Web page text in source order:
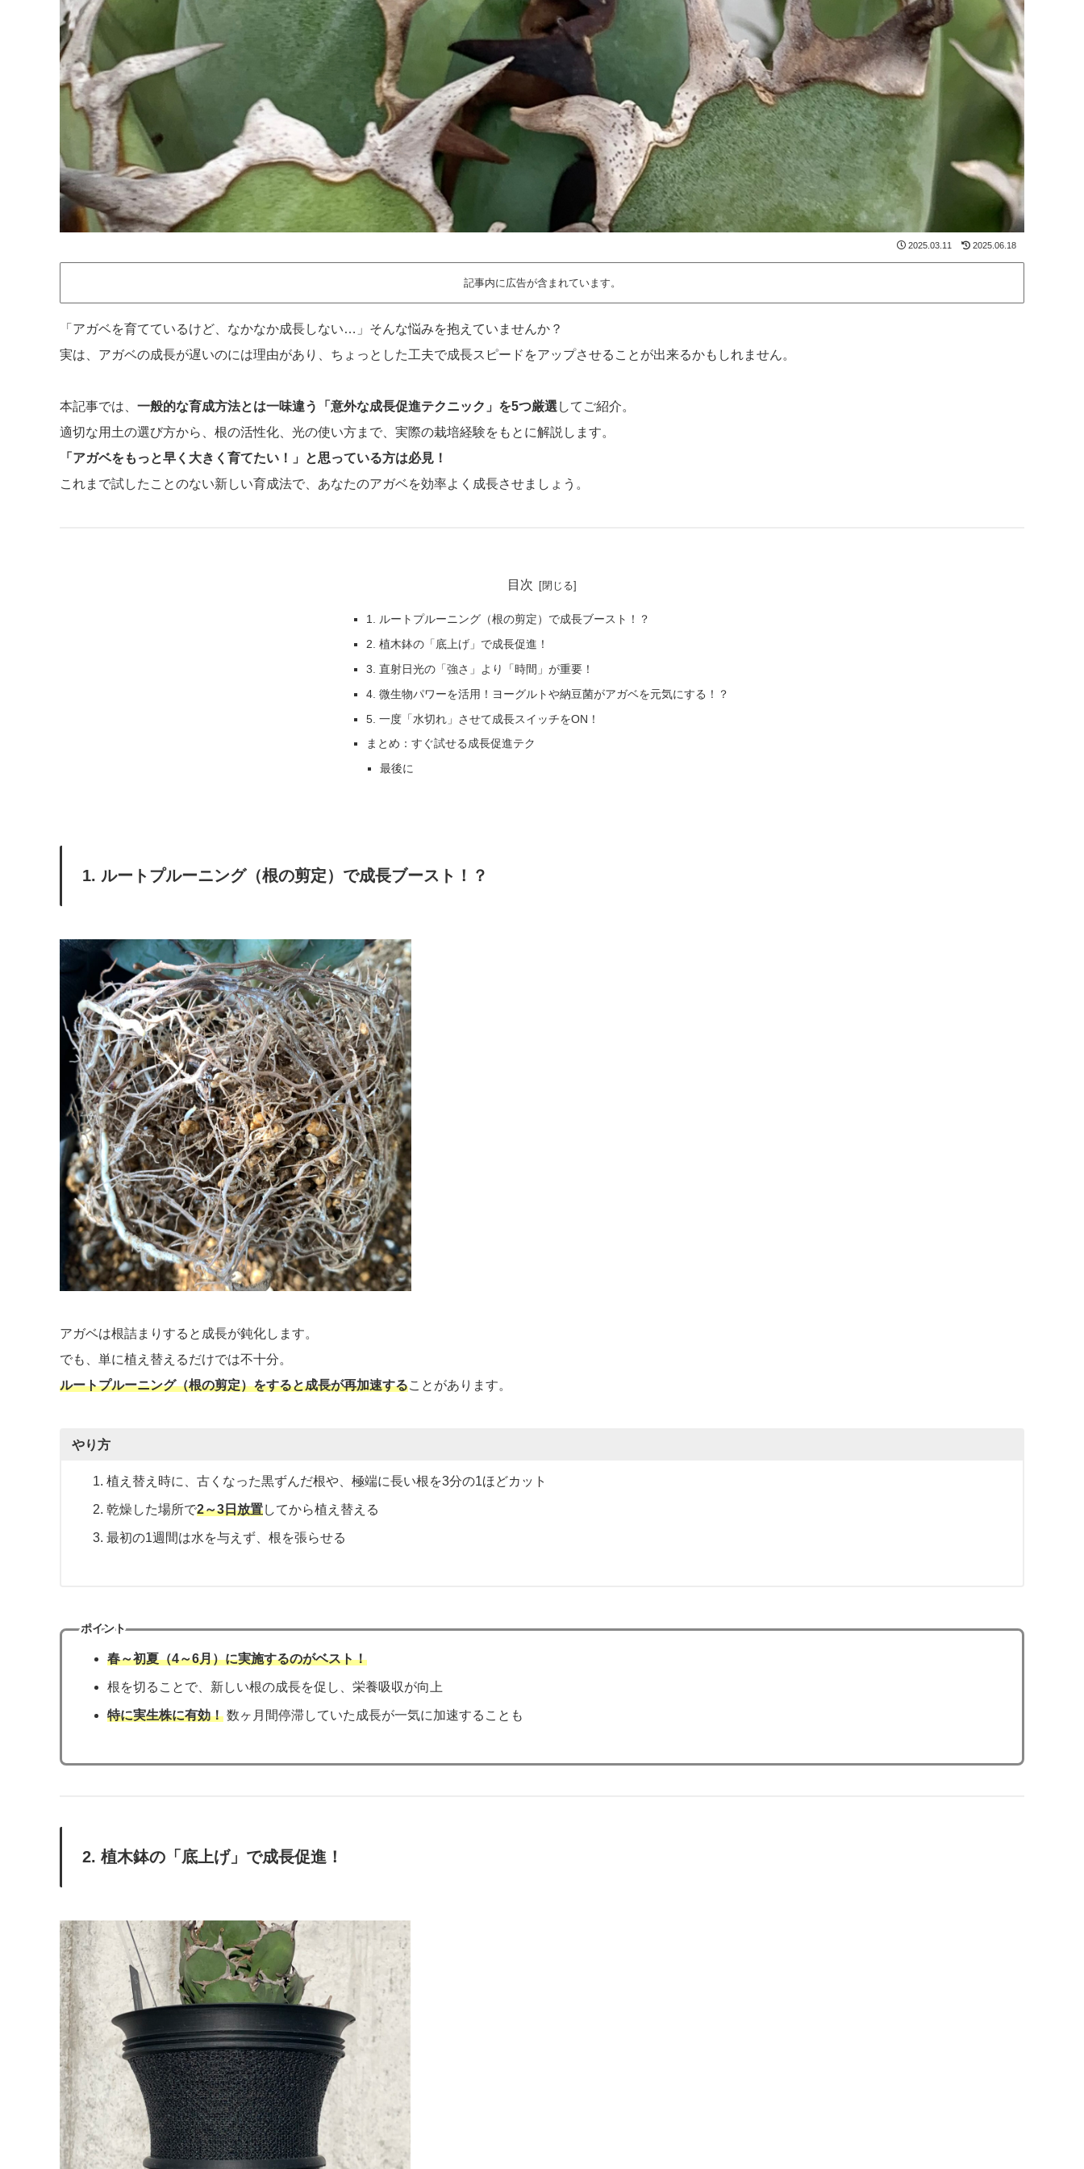
2025.03.11 2025.06.18
記事内に広告が含まれています。
「アガベを育てているけど、なかなか成長しない…」そんな悩みを抱えていませんか？
実は、アガベの成長が遅いのには理由があり、ちょっとした工夫で成長スピードをアップさせることが出来るかもしれません。
本記事では、 一般的な育成方法とは一味違う「意外な成長促進テクニック」を5つ厳選 してご紹介。
適切な用土の選び方から、根の活性化、光の使い方まで、実際の栽培経験をもとに解説します。
「アガベをもっと早く大きく育てたい！」と思っている方は必見！
これまで試したことのない新しい育成法で、あなたのアガベを効率よく成長させましょう。
目次
1. ルートプルーニング（根の剪定）で成長ブースト！？
2. 植木鉢の「底上げ」で成長促進！
3. 直射日光の「強さ」より「時間」が重要！
4. 微生物パワーを活用！ヨーグルトや納豆菌がアガベを元気にする！？
5. 一度「水切れ」させて成長スイッチをON！
まとめ：すぐ試せる成長促進テク
最後に
1. ルートプルーニング（根の剪定）で成長ブースト！？
アガベは根詰まりすると成長が鈍化します。
でも、単に植え替えるだけでは不十分。
ルートプルーニング（根の剪定）をすると成長が再加速することがあります。
やり方
植え替え時に、古くなった黒ずんだ根や、極端に長い根を3分の1ほどカット
乾燥した場所で2～3日放置してから植え替える
最初の1週間は水を与えず、根を張らせる
ポイント
春～初夏（4～6月）に実施するのがベスト！
根を切ることで、新しい根の成長を促し、栄養吸収が向上
特に実生株に有効！数ヶ月間停滞していた成長が一気に加速することも
2. 植木鉢の「底上げ」で成長促進！